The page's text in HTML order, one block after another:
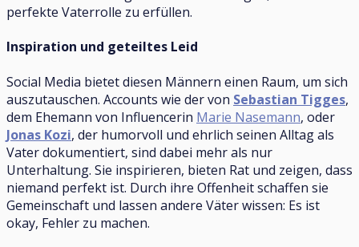
perfekte Vaterrolle zu erfüllen.
Inspiration und geteiltes Leid
Social Media bietet diesen Männern einen Raum, um sich
auszutauschen. Accounts wie der von Sebastian Tigges,
dem Ehemann von Influencerin Marie Nasemann, oder
Jonas Kozi, der humorvoll und ehrlich seinen Alltag als
Vater dokumentiert, sind dabei mehr als nur
Unterhaltung. Sie inspirieren, bieten Rat und zeigen, dass
niemand perfekt ist. Durch ihre Offenheit schaffen sie
Gemeinschaft und lassen andere Väter wissen: Es ist
okay, Fehler zu machen.